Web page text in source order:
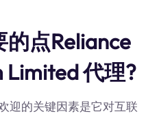
点Reliance
代理?
迎的关键因素是它对互联